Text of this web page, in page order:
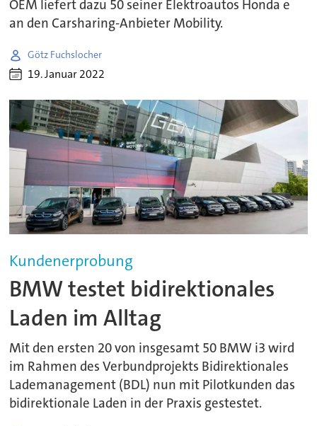
OEM liefert dazu 50 seiner Elektroautos Honda e
an den Carsharing-Anbieter Mobility.
Götz Fuchslocher
19. Januar 2022
Kundenerprobung
BMW testet bidirektionales
Laden im Alltag
Mit den ersten 20 von insgesamt 50 BMW i3 wird
im Rahmen des Verbundprojekts Bidirektionales
Lademanagement (BDL) nun mit Pilotkunden das
bidirektionale Laden in der Praxis gestestet.